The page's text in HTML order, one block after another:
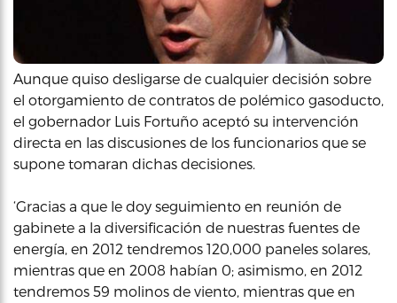
Aunque quiso desligarse de cualquier decisión sobre
el otorgamiento de contratos de polémico gasoducto,
el gobernador Luis Fortuño aceptó su intervención
directa en las discusiones de los funcionarios que se
supone tomaran dichas decisiones.
‘Gracias a que le doy seguimiento en reunión de
gabinete a la diversificación de nuestras fuentes de
energía, en 2012 tendremos 120,000 paneles solares,
mientras que en 2008 habían 0; asimismo, en 2012
tendremos 59 molinos de viento, mientras que en